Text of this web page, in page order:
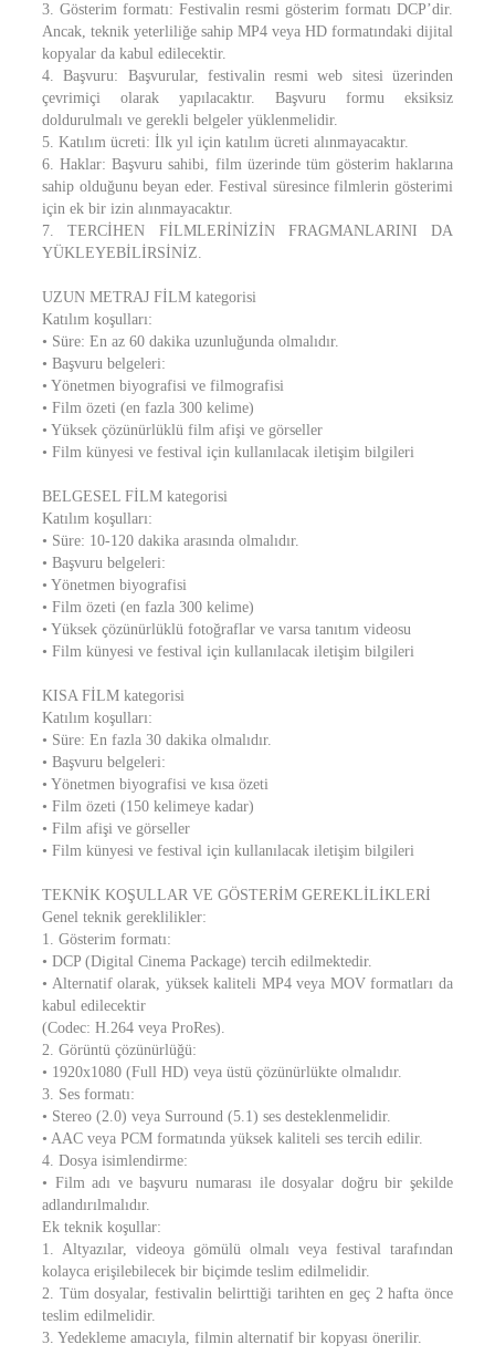
3. Gösterim formatı: Festivalin resmi gösterim formatı DCP’dir.
Ancak, teknik yeterliliğe sahip MP4 veya HD formatındaki dijital
kopyalar da kabul edilecektir.
4. Başvuru: Başvurular, festivalin resmi web sitesi üzerinden
çevrimiçi olarak yapılacaktır. Başvuru formu eksiksiz
doldurulmalı ve gerekli belgeler yüklenmelidir.
5. Katılım ücreti: İlk yıl için katılım ücreti alınmayacaktır.
6. Haklar: Başvuru sahibi, film üzerinde tüm gösterim haklarına
sahip olduğunu beyan eder. Festival süresince filmlerin gösterimi
için ek bir izin alınmayacaktır.
7. TERCİHEN FİLMLERİNİZİN FRAGMANLARINI DA
YÜKLEYEBİLİRSİNİZ.
UZUN METRAJ FİLM kategorisi
Katılım koşulları:
• Süre: En az 60 dakika uzunluğunda olmalıdır.
• Başvuru belgeleri:
• Yönetmen biyografisi ve filmografisi
• Film özeti (en fazla 300 kelime)
• Yüksek çözünürlüklü film afişi ve görseller
• Film künyesi ve festival için kullanılacak iletişim bilgileri
BELGESEL FİLM kategorisi
Katılım koşulları:
• Süre: 10-120 dakika arasında olmalıdır.
• Başvuru belgeleri:
• Yönetmen biyografisi
• Film özeti (en fazla 300 kelime)
• Yüksek çözünürlüklü fotoğraflar ve varsa tanıtım videosu
• Film künyesi ve festival için kullanılacak iletişim bilgileri
KISA FİLM kategorisi
Katılım koşulları:
• Süre: En fazla 30 dakika olmalıdır.
• Başvuru belgeleri:
• Yönetmen biyografisi ve kısa özeti
• Film özeti (150 kelimeye kadar)
• Film afişi ve görseller
• Film künyesi ve festival için kullanılacak iletişim bilgileri
TEKNİK KOŞULLAR VE GÖSTERİM GEREKLİLİKLERİ
Genel teknik gereklilikler:
1. Gösterim formatı:
• DCP (Digital Cinema Package) tercih edilmektedir.
• Alternatif olarak, yüksek kaliteli MP4 veya MOV formatları da
kabul edilecektir
(Codec: H.264 veya ProRes).
2. Görüntü çözünürlüğü:
• 1920x1080 (Full HD) veya üstü çözünürlükte olmalıdır.
3. Ses formatı:
• Stereo (2.0) veya Surround (5.1) ses desteklenmelidir.
• AAC veya PCM formatında yüksek kaliteli ses tercih edilir.
4. Dosya isimlendirme:
• Film adı ve başvuru numarası ile dosyalar doğru bir şekilde
adlandırılmalıdır.
Ek teknik koşullar:
1. Altyazılar, videoya gömülü olmalı veya festival tarafından
kolayca erişilebilecek bir biçimde teslim edilmelidir.
2. Tüm dosyalar, festivalin belirttiği tarihten en geç 2 hafta önce
teslim edilmelidir.
3. Yedekleme amacıyla, filmin alternatif bir kopyası önerilir.